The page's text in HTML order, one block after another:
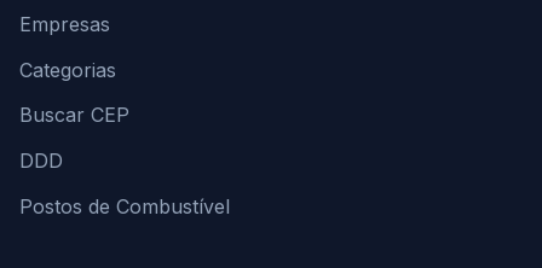
Empresas
Categorias
Buscar CEP
DDD
Postos de Combustível